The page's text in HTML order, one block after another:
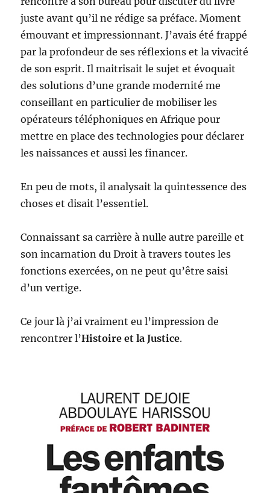
juste avant qu’il ne rédige sa préface. Moment
émouvant et impressionnant. J’avais été frappé
par la profondeur de ses réflexions et la vivacité
de son esprit. Il maitrisait le sujet et évoquait
des solutions d’une grande modernité me
conseillant en particulier de mobiliser les
opérateurs téléphoniques en Afrique pour
mettre en place des technologies pour déclarer
les naissances et aussi les financer.
En peu de mots, il analysait la quintessence des
choses et disait l’essentiel.
Connaissant sa carrière à nulle autre pareille et
son incarnation du Droit à travers toutes les
fonctions exercées, on ne peut qu’être saisi
d’un vertige.
Ce jour là j’ai vraiment eu l’impression de
rencontrer l’Histoire et la Justice.